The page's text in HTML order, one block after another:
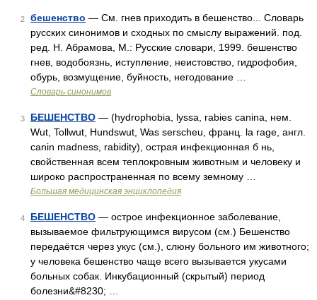
2 бешенство — См. гнев приходить в бешенство... Словарь
русских синонимов и сходных по смыслу выражений. под.
ред. Н. Абрамова, М.: Русские словари, 1999. бешенство
гнев, водобоязнь, иступление, неистовство, гидрофобия,
обурь, возмущение, буйность, негодование …
Словарь синонимов
3 БЕШЕНСТВО — (hydrophobia, lyssa, rabies canina, нем.
Wut, Tollwut, Hundswut, Was serscheu, франц. la rage, англ.
canin madness, rabidity), острая инфекционная б нь,
свойственная всем теплокровным животным и человеку и
широко распространенная по всему земному …
Большая медицинская энциклопедия
4 БЕШЕНСТВО — острое инфекционное заболевание,
вызываемое фильтрующимся вирусом (см.) Бешенство
передаётся через укус (см.), слюну больного им животного;
у человека бешенство чаще всего вызывается укусами
больных собак. Инкубационный (скрытый) период
болезни&#8230; …